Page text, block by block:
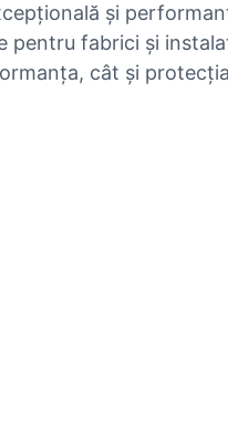
și
fabrici și
cât și